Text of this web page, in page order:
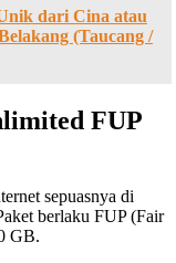
dari Cina atau
(Taucang /
FUP
sepuasnya di
berlaku FUP (Fair
GB.